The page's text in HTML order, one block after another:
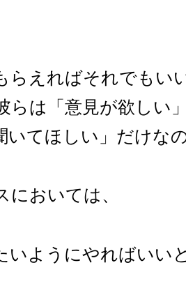
らえればそれでもい
らは「意見が欲しい
いてほしい」だけな
においては、
いようにやればいい